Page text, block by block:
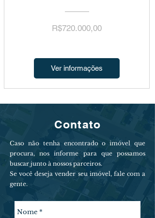
R$720.000,00Preço
Ver informações
Contato
Caso não tenha encontrado o imóvel que
procura, nos informe para que possamos
buscar junto à nossos parceiros.
Se você deseja vender seu imóvel, fale com a
gente.